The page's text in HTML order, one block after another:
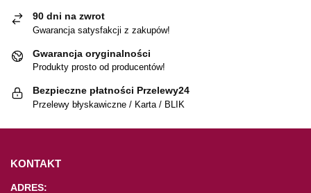
90 dni na zwrot
Gwarancja satysfakcji z zakupów!
Gwarancja oryginalności
Produkty prosto od producentów!
Bezpieczne płatności Przelewy24
Przelewy błyskawiczne / Karta / BLIK
KONTAKT
ADRES: